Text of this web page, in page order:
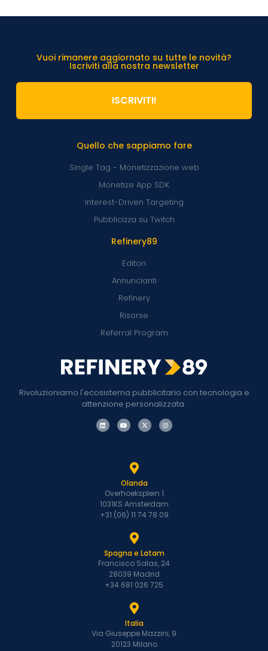
Rivoluzioniamo l'ecosistema pubblicitario con tecnologia e
attenzione personalizzata.
Refinery89
Editori
Annuncianti
Refinery
Risorse
Referral Program
Quello che sappiamo fare
Single Tag - Monetizzazione web
Monetize App SDK
Interest-Driven Targeting
Pubblicizza su Twitch
Vuoi rimanere aggiornato su tutte le novità?
Iscriviti alla nostra newsletter
ISCRIVITI!
Olanda
Overhoeksplein 1
1031KS Amsterdam
+31 (06) 11 74 78 09
Spagna e Latam
Francisco Salas, 24
28039 Madrid
+34 681 026 725
Italia
Via Giuseppe Mazzini, 9
20123 Milano